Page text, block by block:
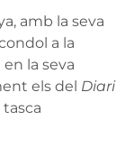
amb la seva
a la
la seva
els del Diari